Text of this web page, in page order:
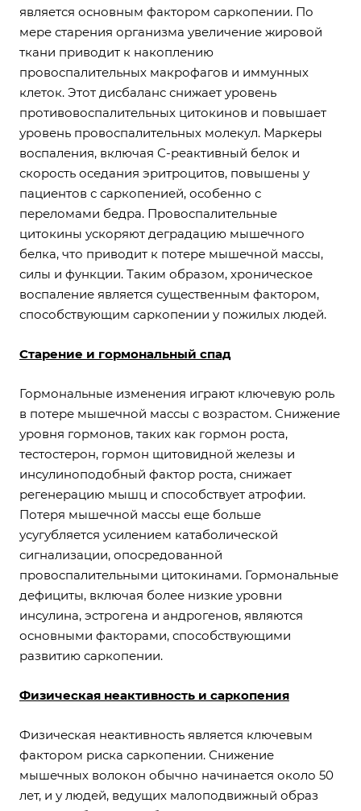
является основным фактором саркопении. По
мере старения организма увеличение жировой
ткани приводит к накоплению
провоспалительных макрофагов и иммунных
клеток. Этот дисбаланс снижает уровень
противовоспалительных цитокинов и повышает
уровень провоспалительных молекул. Маркеры
воспаления, включая С-реактивный белок и
скорость оседания эритроцитов, повышены у
пациентов с саркопенией, особенно с
переломами бедра. Провоспалительные
цитокины ускоряют деградацию мышечного
белка, что приводит к потере мышечной массы,
силы и функции. Таким образом, хроническое
воспаление является существенным фактором,
способствующим саркопении у пожилых людей.
Старение и гормональный спад
Гормональные изменения играют ключевую роль
в потере мышечной массы с возрастом. Снижение
уровня гормонов, таких как гормон роста,
тестостерон, гормон щитовидной железы и
инсулиноподобный фактор роста, снижает
регенерацию мышц и способствует атрофии.
Потеря мышечной массы еще больше
усугубляется усилением катаболической
сигнализации, опосредованной
провоспалительными цитокинами. Гормональные
дефициты, включая более низкие уровни
инсулина, эстрогена и андрогенов, являются
основными факторами, способствующими
развитию саркопении.
Физическая неактивность и саркопения
Физическая неактивность является ключевым
фактором риска саркопении. Снижение
мышечных волокон обычно начинается около 50
лет, и у людей, ведущих малоподвижный образ